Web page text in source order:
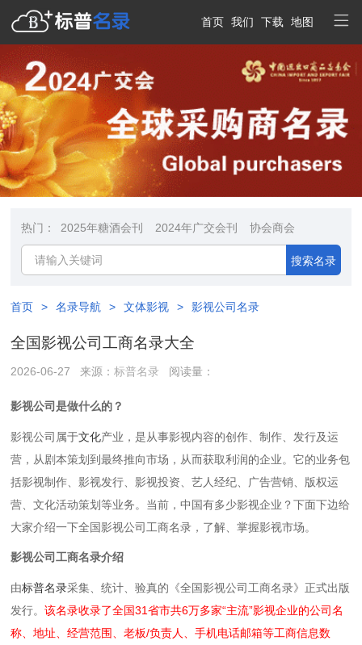
首页 我们 下载 地图
热门： 2025年糖酒会刊 2024年广交会刊 协会商会
搜索名录
首页 > 名录导航 > 文体影视 > 影视公司名录
全国影视公司工商名录大全
2026-06-27 来源：标普名录 阅读量：
影视公司是做什么的？
影视公司属于文化产业，是从事影视内容的创作、制作、发行及运
营‌，从剧本策划到最终推向市场，从而获取利润的企业。它的业务包
括影视制作、影视发行、影视投资、艺人经纪、广告营销、版权运
营、文化活动策划等业务。当前，中国有多少影视企业？下面下边给
大家介绍一下全国影视公司工商名录，了解、掌握影视市场。
影视公司工商名录介绍
由标普名录采集、统计、验真的《全国影视公司工商名录》正式出版
发行。该名录收录了全国31省市共6万多家“主流”影视企业的公司名
称、地址、经营范围、老板/负责人、手机电话邮箱等工商信息数